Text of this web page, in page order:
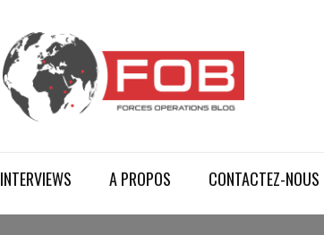
INTERVIEWS A PROPOS CONTACTEZ-NOUS